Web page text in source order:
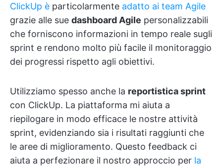
ClickUp è particolarmente adatto ai team Agile
grazie alle sue dashboard Agile personalizzabili
che forniscono informazioni in tempo reale sugli
sprint e rendono molto più facile il monitoraggio
dei progressi rispetto agli obiettivi.
Utilizziamo spesso anche la reportistica sprint
con ClickUp. La piattaforma mi aiuta a
riepilogare in modo efficace le nostre attività
sprint, evidenziando sia i risultati raggiunti che
le aree di miglioramento. Questo feedback ci
aiuta a perfezionare il nostro approccio per la